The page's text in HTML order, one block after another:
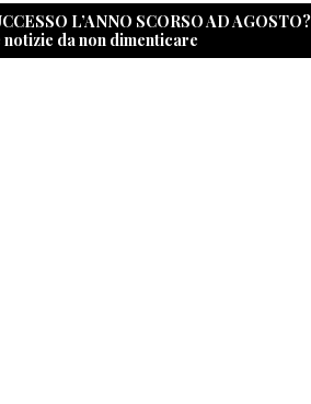
L’ANNO SCORSO AD AGOSTO?
da non dimenticare